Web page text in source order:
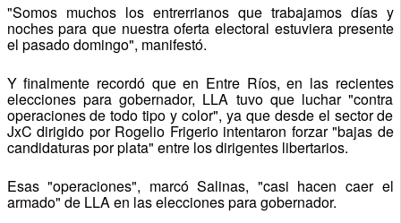
"Somos muchos los entrerrianos que trabajamos días y
noches para que nuestra oferta electoral estuviera presente
el pasado domingo", manifestó.
Y finalmente recordó que en Entre Ríos, en las recientes
elecciones para gobernador, LLA tuvo que luchar "contra
operaciones de todo tipo y color", ya que desde el sector de
JxC dirigido por Rogelio Frigerio intentaron forzar "bajas de
candidaturas por plata" entre los dirigentes libertarios.
Esas "operaciones", marcó Salinas, "casi hacen caer el
armado" de LLA en las elecciones para gobernador.